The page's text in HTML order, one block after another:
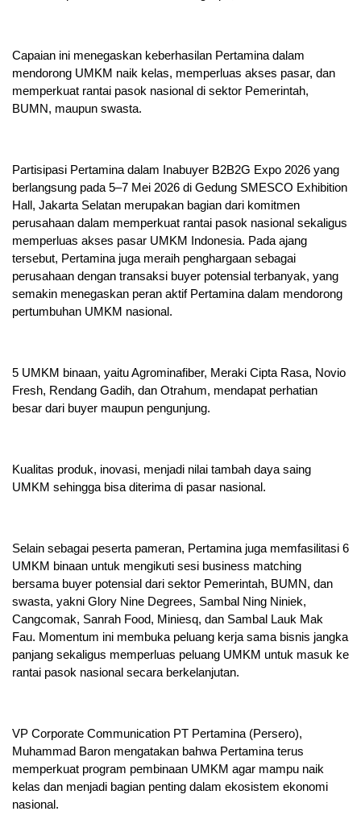
Capaian ini menegaskan keberhasilan Pertamina dalam
mendorong UMKM naik kelas, memperluas akses pasar, dan
memperkuat rantai pasok nasional di sektor Pemerintah,
BUMN, maupun swasta.
Partisipasi Pertamina dalam Inabuyer B2B2G Expo 2026 yang
berlangsung pada 5–7 Mei 2026 di Gedung SMESCO Exhibition
Hall, Jakarta Selatan merupakan bagian dari komitmen
perusahaan dalam memperkuat rantai pasok nasional sekaligus
memperluas akses pasar UMKM Indonesia. Pada ajang
tersebut, Pertamina juga meraih penghargaan sebagai
perusahaan dengan transaksi buyer potensial terbanyak, yang
semakin menegaskan peran aktif Pertamina dalam mendorong
pertumbuhan UMKM nasional.
5 UMKM binaan, yaitu Agrominafiber, Meraki Cipta Rasa, Novio
Fresh, Rendang Gadih, dan Otrahum, mendapat perhatian
besar dari buyer maupun pengunjung.
Kualitas produk, inovasi, menjadi nilai tambah daya saing
UMKM sehingga bisa diterima di pasar nasional.
Selain sebagai peserta pameran, Pertamina juga memfasilitasi 6
UMKM binaan untuk mengikuti sesi business matching
bersama buyer potensial dari sektor Pemerintah, BUMN, dan
swasta, yakni Glory Nine Degrees, Sambal Ning Niniek,
Cangcomak, Sanrah Food, Miniesq, dan Sambal Lauk Mak
Fau. Momentum ini membuka peluang kerja sama bisnis jangka
panjang sekaligus memperluas peluang UMKM untuk masuk ke
rantai pasok nasional secara berkelanjutan.
VP Corporate Communication PT Pertamina (Persero),
Muhammad Baron mengatakan bahwa Pertamina terus
memperkuat program pembinaan UMKM agar mampu naik
kelas dan menjadi bagian penting dalam ekosistem ekonomi
nasional.